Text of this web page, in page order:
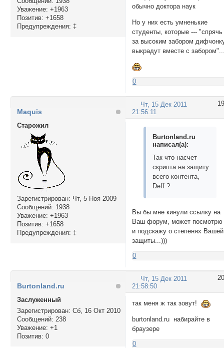
Уважение: +1963
Позитив: +1658
Предупреждения: ‡
обычно доктора наук
Но у них есть умненькие
студенты, которые --- "спрячь
за высоким забором
выкрадут вместе с
0
19
Чт, 15 Дек 2011
21:56:11
Maquis
Cтарожил
Зарегистрирован: Чт, 5 Ноя 2009
Сообщений: 1938
Уважение: +1963
Позитив: +1658
Предупреждения: ‡
Burtonland.ru
написал(а):
Так что насчет
скрипта на защиту
всего контента,
Deff ?
Вы бы мне кинули ссылку на
Ваш форум, может посмотрю
и подскажу о степенях Вашей
защиты...)))
0
20
Чт, 15 Дек 2011
21:58:50
Burtonland.ru
Заслуженный
Зарегистрирован: Сб, 16 Окт 2010
Сообщений: 238
Уважение: +1
Позитив: 0
так меня ж так зовут!
burtonland.ru набирайте в
браузере
0